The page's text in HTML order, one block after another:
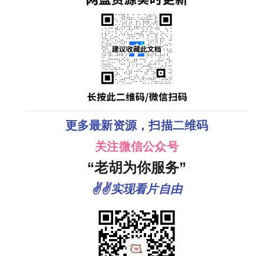
更多最新资源，扫描二维码
关注微信公众号
“老胡为你服务”
✌✌实现看片自由